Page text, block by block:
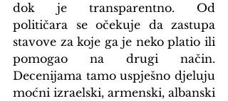
dok je transparentno. Od
političara se očekuje da zastupa
stavove za koje ga je neko platio ili
pomogao na drugi način.
Decenijama tamo uspješno djeluju
moćni izraelski, armenski, albanski